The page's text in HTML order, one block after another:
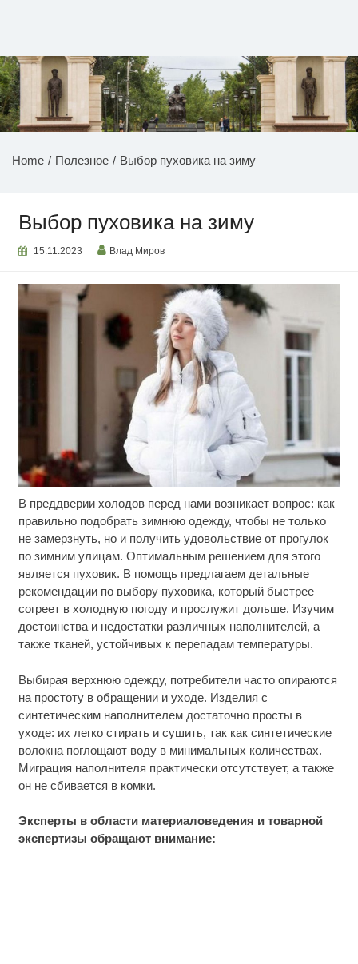
НОВОСТИ ПРИДНЕСТРОВЬЯ
Home Полезное Выбор пуховика на зиму
Выбор пуховика на зиму
15.11.2023 Влад Миров
В преддверии холодов перед нами возникает вопрос: как
правильно подобрать зимнюю одежду, чтобы не только
не замерзнуть, но и получить удовольствие от прогулок
по зимним улицам. Оптимальным решением для этого
является пуховик. В помощь предлагаем детальные
рекомендации по выбору пуховика, который быстрее
согреет в холодную погоду и прослужит дольше. Изучим
достоинства и недостатки различных наполнителей, а
также тканей, устойчивых к перепадам температуры.
Выбирая верхнюю одежду, потребители часто опираются
на простоту в обращении и уходе. Изделия с
синтетическим наполнителем достаточно просты в
уходе: их легко стирать и сушить, так как синтетические
волокна поглощают воду в минимальных количествах.
Миграция наполнителя практически отсутствует, а также
он не сбивается в комки.
Эксперты в области материаловедения и товарной
экспертизы обращают внимание:
Ржу не переставая, это видео пересмотришь не
i
Ролик длится пару секунд, но вы будете в шоке
от увиденного
Канадская гимнастка Беззубенко призналась,
чем ее разочаровала Москва